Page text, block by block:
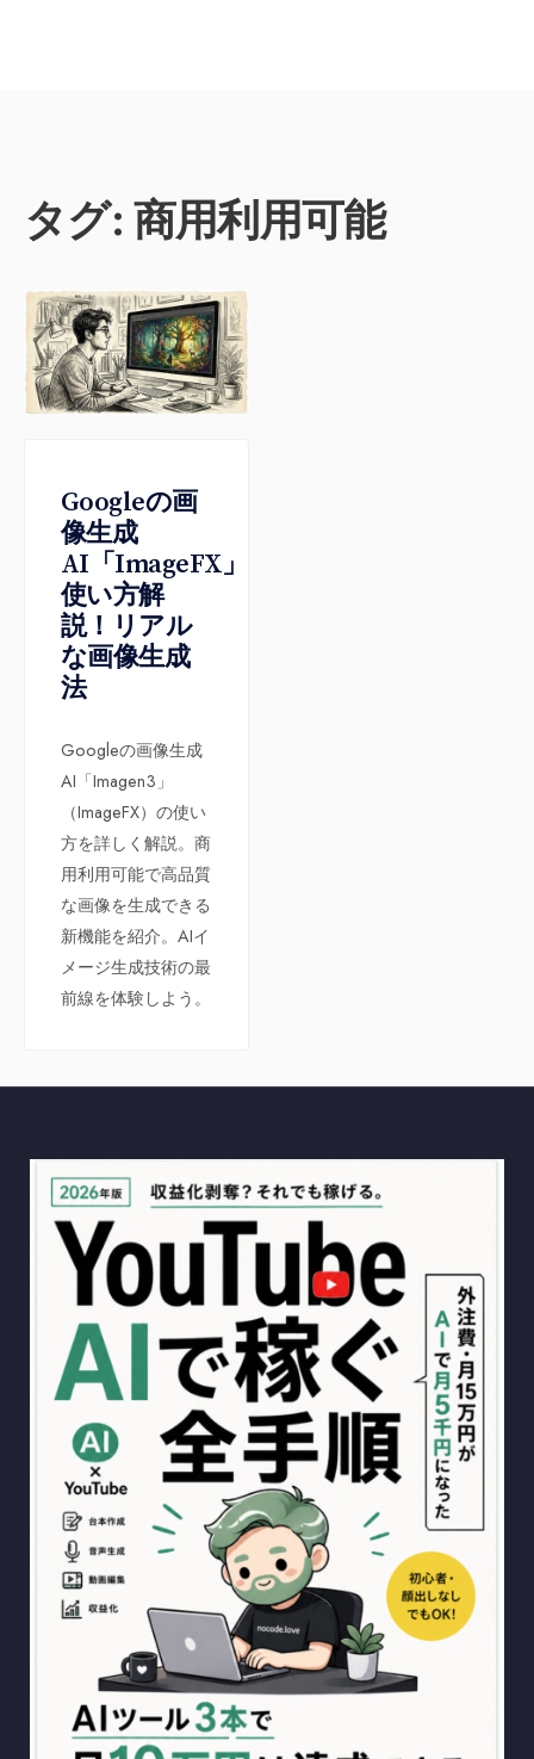
タグ: 商用利用可能
Googleの画
像生成
AI「ImageFX」
使い方解
説！リアル
な画像生成
法
Googleの画像生成
AI「Imagen3」
（ImageFX）の使い
方を詳しく解説。商
用利用可能で高品質
な画像を生成できる
新機能を紹介。AIイ
メージ生成技術の最
前線を体験しよう。